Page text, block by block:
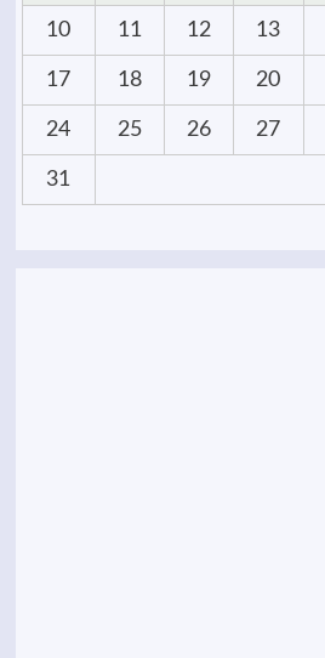
10 11 12 13
17 18 19 20
24 25 26 27
31